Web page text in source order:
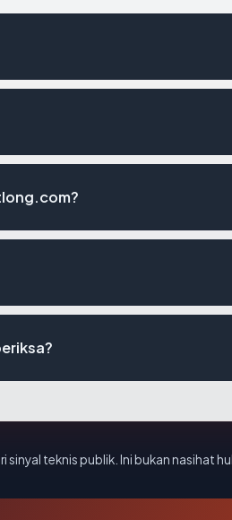
teknis publik. Ini bukan nasihat